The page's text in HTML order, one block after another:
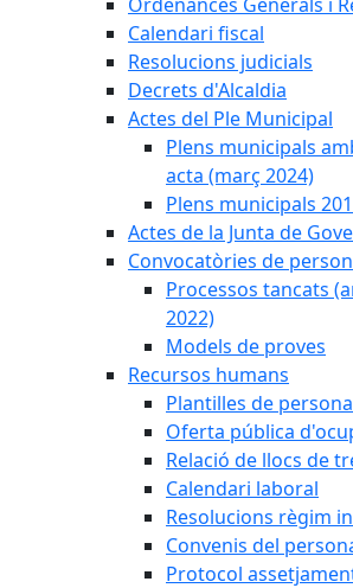
Calendari fiscal
Resolucions judicials
Decrets d'Alcaldia
Actes del Ple Municipal
Plens municipals
acta (març 2024)
Plens municipals
Actes de la Junta de
Convocatòries de
Processos tancats
2022)
Models de proves
Recursos humans
Plantilles de
Oferta pública
Relació de llocs de
Calendari laboral
Resolucions règim
Convenis del
Protocol